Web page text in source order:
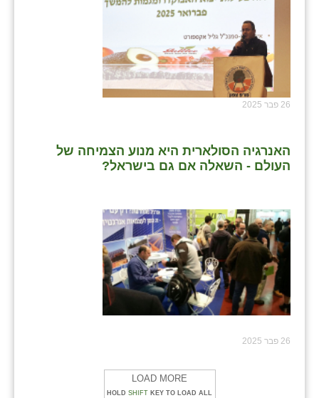
26 פבר 2025
האנרגיה הסולארית היא מנוע הצמיחה של
העולם - השאלה אם גם בישראל?
26 פבר 2025
LOAD MORE
HOLD SHIFT KEY TO LOAD ALL